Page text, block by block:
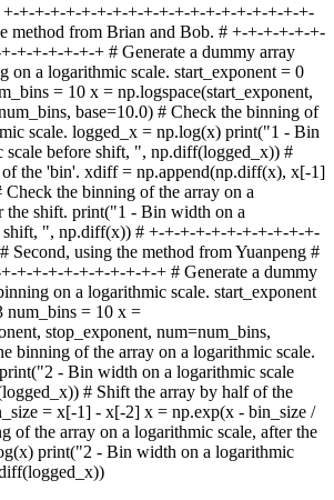
+-+-+-+-+-+-+-+-+-+-+-+-+-+-+-+-+-+-+-+-
method from Brian and Bob. # +-+-+-+-+-+-
+-+-+-+-+-+ # Generate a dummy array
on a logarithmic scale. start_exponent = 0
= 10 x = np.logspace(start_exponent,
base=10.0) # Check the binning of
scale. logged_x = np.log(x) print("1 - Bin
scale before shift, ", np.diff(logged_x)) #
the 'bin'. xdiff = np.append(np.diff(x), x[-1]
the binning of the array on a
the shift. print("1 - Bin width on a
shift, ", np.diff(x)) # +-+-+-+-+-+-+-+-+-+-+-
using the method from Yuanpeng #
+-+-+-+-+-+-+-+-+-+ # Generate a dummy
on a logarithmic scale. start_exponent
num_bins = 10 x =
stop_exponent, num=num_bins,
binning of the array on a logarithmic scale.
- Bin width on a logarithmic scale
# Shift the array by half of the
= x[-1] - x[-2] x = np.exp(x - bin_size /
of the array on a logarithmic scale, after the
print("2 - Bin width on a logarithmic